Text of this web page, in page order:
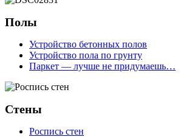
Полы
Устройство бетонных полов
Устройство пола по грунту
Паркет — лучше не придумаешь…
Стены
Роспись стен